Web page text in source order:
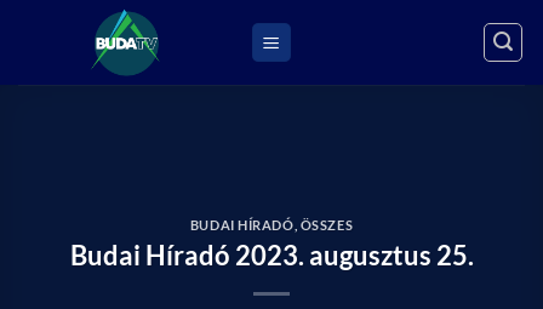
BUDAI HÍRADÓ ÖSSZES
Budai Híradó 2023. augusztus 25.